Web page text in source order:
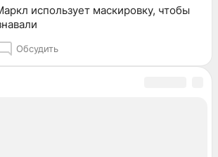
использует маскировку, чтобы
Обсудить